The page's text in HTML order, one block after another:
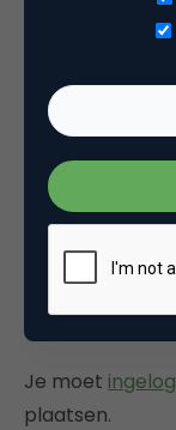
Facts
Tags
online tuesday
Plaats
Je moet
plaatsen.